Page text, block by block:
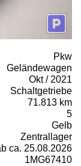
Pkw
Geländewagen
Okt / 2021
Schaltgetriebe
71.813 km
5
Gelb
Zentrallager
ca. 25.08.2026
1MG67410